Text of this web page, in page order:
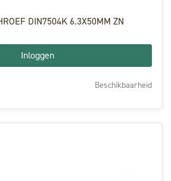
DIN7504K 6.3X50MM ZN
Inloggen
Beschikbaarheid